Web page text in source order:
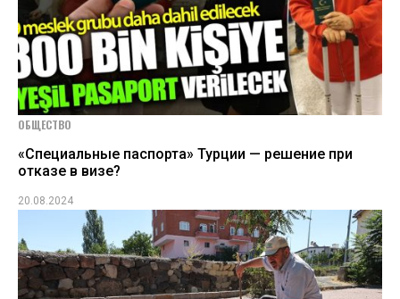
ОБЩЕСТВО
«Специальные паспорта» Турции — решение при
отказе в визе?
20.08.2024